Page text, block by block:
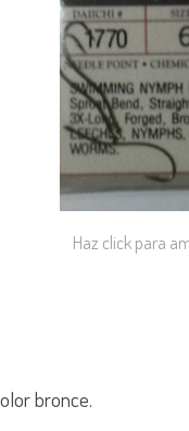
Haz click para
bronce.